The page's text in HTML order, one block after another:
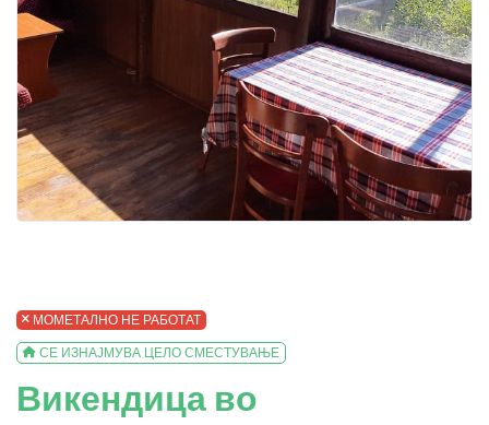
МОМЕТАЛНО НЕ РАБОТАТ
СЕ ИЗНАЈМУВА ЦЕЛО СМЕСТУВАЊЕ
Викендица во